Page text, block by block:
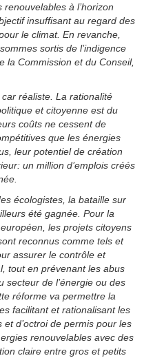
renouvelables à l’horizon
insuffisant au regard des
le climat. En revanche,
sortis de l’indigence
la Commission et du Conseil,
réaliste. La rationalité
et citoyenne est du
coûts ne cessent de
que les énergies
leur potentiel de création
un million d’emplois créés
écologistes, la bataille sur
été gagnée. Pour la
les projets citoyens
reconnus comme tels et
assurer le contrôle et
tout en prévenant les abus
secteur de l’énergie ou des
réforme va permettre la
facilitant et rationalisant les
d’octroi de permis pour les
renouvelables avec des
claire entre gros et petits